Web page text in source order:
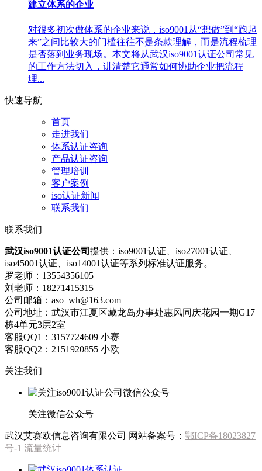
建立体系的企业
对很多初次做体系的企业来说，iso9001从“想做”到“跑起
来”之间比较大的门槛往往不是条款理解，而是流程梳理
是否落到业务现场。本文将从武汉iso9001认证公司常见
的工作方法切入，讲清楚它通常如何协助企业把流程
理...
快速导航
首页
走进我们
体系认证咨询
产品认证咨询
管理培训
客户案例
iso认证新闻
联系我们
联系我们
武汉iso9001认证公司 提供：iso9001认证、iso27001认证、
iso45001认证、iso14001认证等系列标准认证服务。
罗老师：13554356105
刘老师：18271415315
公司邮箱：aso_wh@163.com
公司地址：武汉市江夏区藏龙岛办事处惠风同庆花园一期G17
栋4单元3层2室
客服QQ1：3157724609 小赛
客服QQ2：2151920855 小欧
关注我们
关注微信公众号
武汉艾赛欧信息咨询有限公司 网站备案号： 鄂ICP备18023827
号-1 流量统计